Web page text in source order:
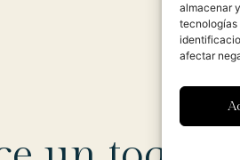
almacenar
tecnologías
afectar